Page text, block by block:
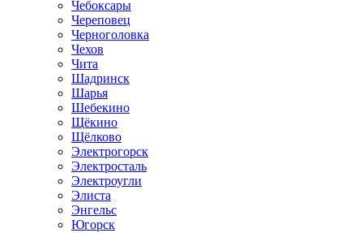
Чебоксары
Череповец
Черноголовка
Чехов
Чита
Шадринск
Шарья
Шебекино
Щёкино
Щёлково
Электрогорск
Электросталь
Электроугли
Элиста
Энгельс
Югорск